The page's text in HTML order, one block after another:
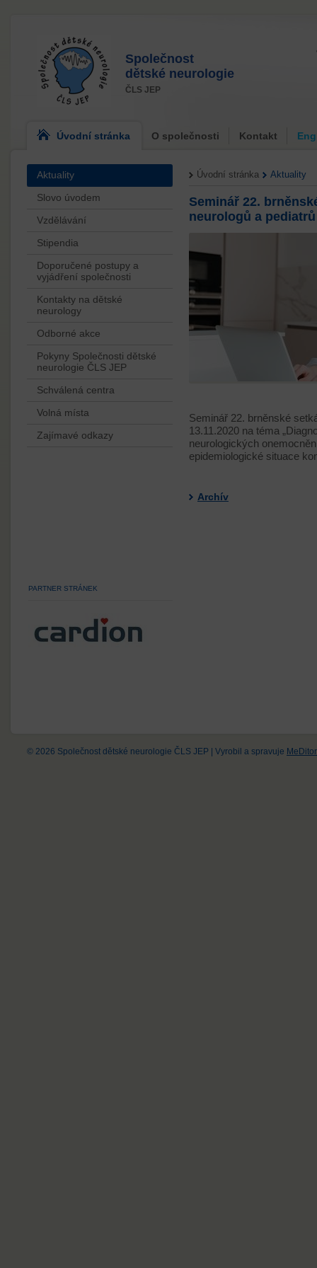
Společnost
dětské neurologie
ČLS JEP
Úvodní stránka O společnosti Kontakt
Úvodní stránka Aktuality
Seminář 22.
neurologů a
Seminář 22. brněnské
13.11.2020 na téma
neurologických
epidemiologické situace
Archív
Aktuality
Slovo úvodem
Vzdělávání
Stipendia
Doporučené postupy a
vyjádření společnosti
Kontakty na dětské
neurology
Odborné akce
Pokyny Společnosti dětské
neurologie ČLS JEP
Schválená centra
Volná místa
Zajímavé odkazy
PARTNER STRÁNEK
© 2026 Společnost dětské neurologie ČLS JEP Vyrobil a spravuje